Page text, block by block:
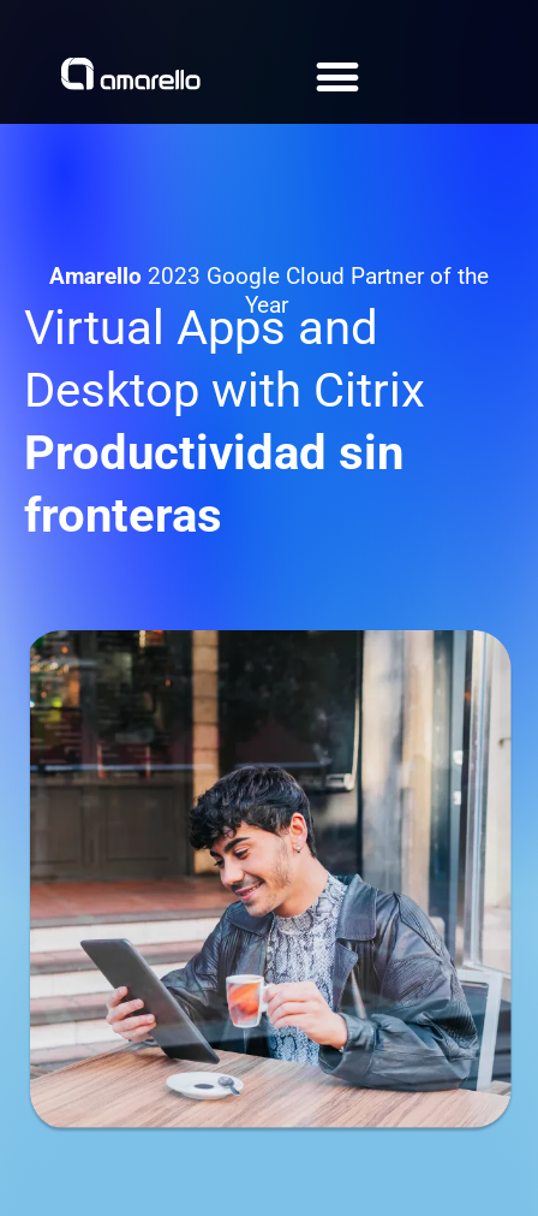
contenido
Amarello 2023 Google Cloud Partner of the
Year
Virtual Apps and
Desktop with Citrix
Productividad sin
fronteras